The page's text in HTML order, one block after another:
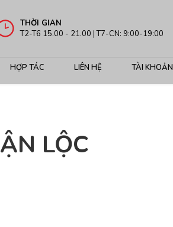
THỜI GIAN
T2-T6 15.00 - 21.00 | T7-CN: 9:00-19:00
HỢP TÁC LIÊN HỆ TÀI KHOẢN
LỘC